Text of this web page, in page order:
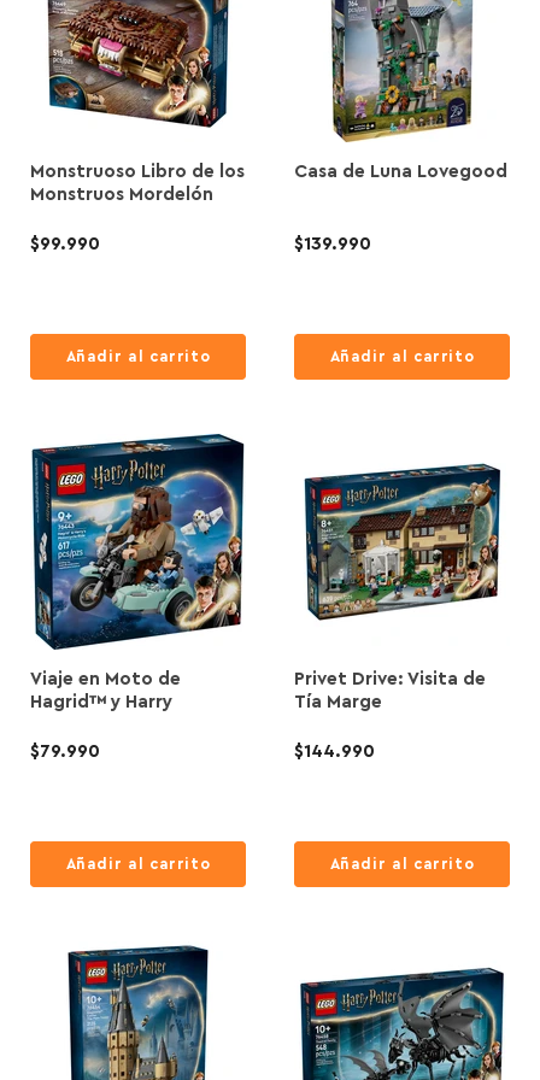
Monstruoso Libro de los
Monstruos Mordelón
$99.990
Añadir al carrito
Casa de Luna Lovegood
$139.990
Añadir al carrito
Viaje en Moto de
Hagrid™ y Harry
$79.990
Añadir al carrito
Privet Drive: Visita de
Tía Marge
$144.990
Añadir al carrito